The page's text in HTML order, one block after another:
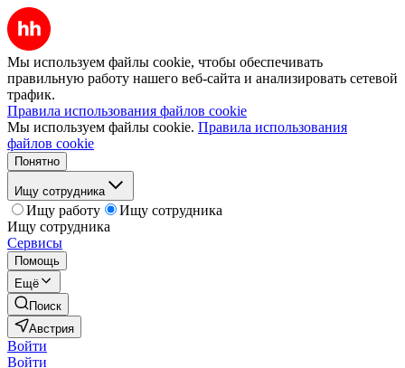
Мы используем файлы cookie, чтобы обеспечивать
правильную работу нашего веб-сайта и анализировать сетевой
трафик.
Правила использования файлов cookie
Мы используем файлы cookie. Правила использования
файлов cookie
Понятно
Ищу сотрудника
Ищу работу
Ищу сотрудника
Ищу сотрудника
Сервисы
Помощь
Ещё
Поиск
Австрия
Войти
Войти